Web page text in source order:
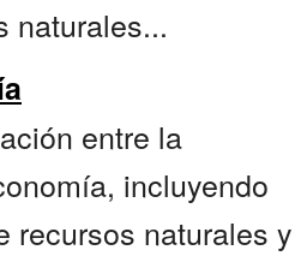
naturales...
entre la
incluyendo
recursos naturales y